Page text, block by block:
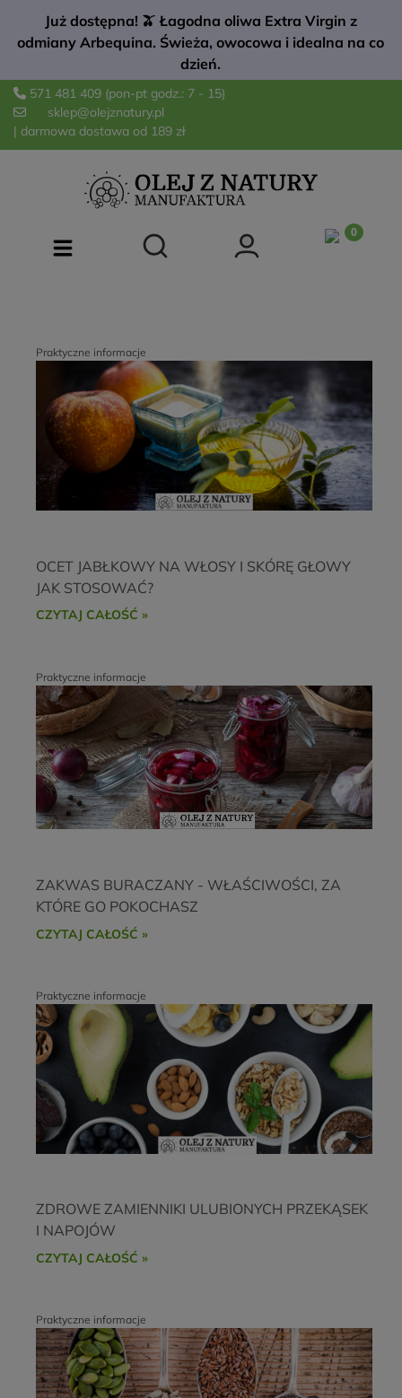
Już dostępna! 🫒 Łagodna oliwa Extra Virgin z
odmiany Arbequina. Świeża, owocowa i idealna na co
dzień.
571 481 409 (pon-pt godz.: 7 - 15)
sklep@olejznatury.pl
| darmowa dostawa od 189 zł
Praktyczne informacje
OCET JABŁKOWY NA WŁOSY I SKÓRĘ GŁOWY
JAK STOSOWAĆ?
CZYTAJ CAŁOŚĆ »
Praktyczne informacje
ZAKWAS BURACZANY - WŁAŚCIWOŚCI, ZA
KTÓRE GO POKOCHASZ
CZYTAJ CAŁOŚĆ »
Praktyczne informacje
ZDROWE ZAMIENNIKI ULUBIONYCH PRZEKĄSEK
I NAPOJÓW
CZYTAJ CAŁOŚĆ »
Praktyczne informacje